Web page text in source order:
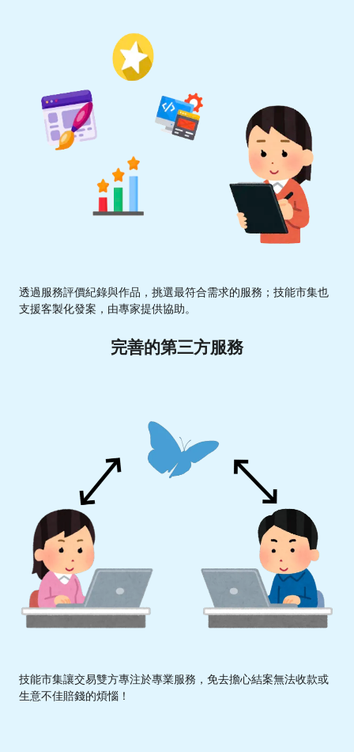
透過服務評價紀錄與作品，挑選最符合需求的服務；技能市集也
支援客製化發案，由專家提供協助。
完善的第三方服務
技能市集讓交易雙方專注於專業服務，免去擔心結案無法收款或
生意不佳賠錢的煩惱！